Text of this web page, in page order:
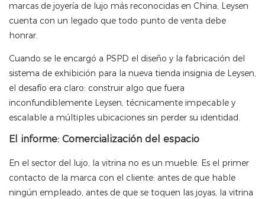
marcas de joyería de lujo más reconocidas en China, Leysen
cuenta con un legado que todo punto de venta debe
honrar.
Cuando se le encargó a PSPD el diseño y la fabricación del
sistema de exhibición para la nueva tienda insignia de Leysen,
el desafío era claro: construir algo que fuera
inconfundiblemente Leysen, técnicamente impecable y
escalable a múltiples ubicaciones sin perder su identidad.
El informe: Comercialización del espacio
En el sector del lujo, la vitrina no es un mueble. Es el primer
contacto de la marca con el cliente: antes de que hable
ningún empleado, antes de que se toquen las joyas, la vitrina